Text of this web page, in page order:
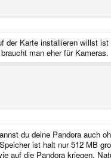
der Karte installieren willst
man eher für Kameras.
du deine Pandora auch
ist halt nur 512 MB
auf die Pandora kriegen.